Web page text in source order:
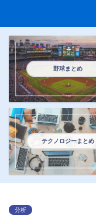
野球まとめ
テクノロジーまとめ
分析